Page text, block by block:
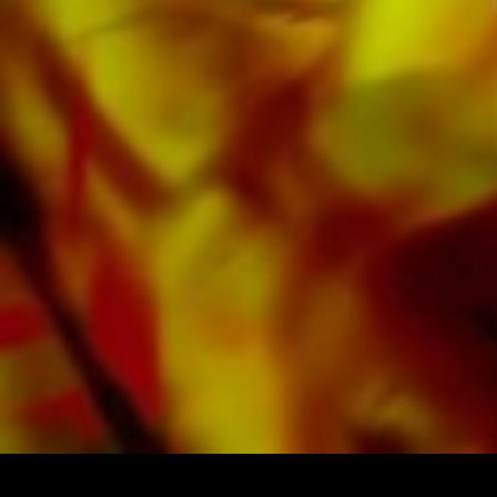
d'autres fournisseurs du monde entier.
Toutes les partitions d'Obrasso sont produites
sur du papier de haute qualité. Le papier à
lettres légèrement jaunâtre offre un bon
contraste et est agréable pour les yeux dans
des conditions d'éclairage difficiles. La
livraison aux clients privés dans le monde
entier est gratuite. Commandez dès maintenant